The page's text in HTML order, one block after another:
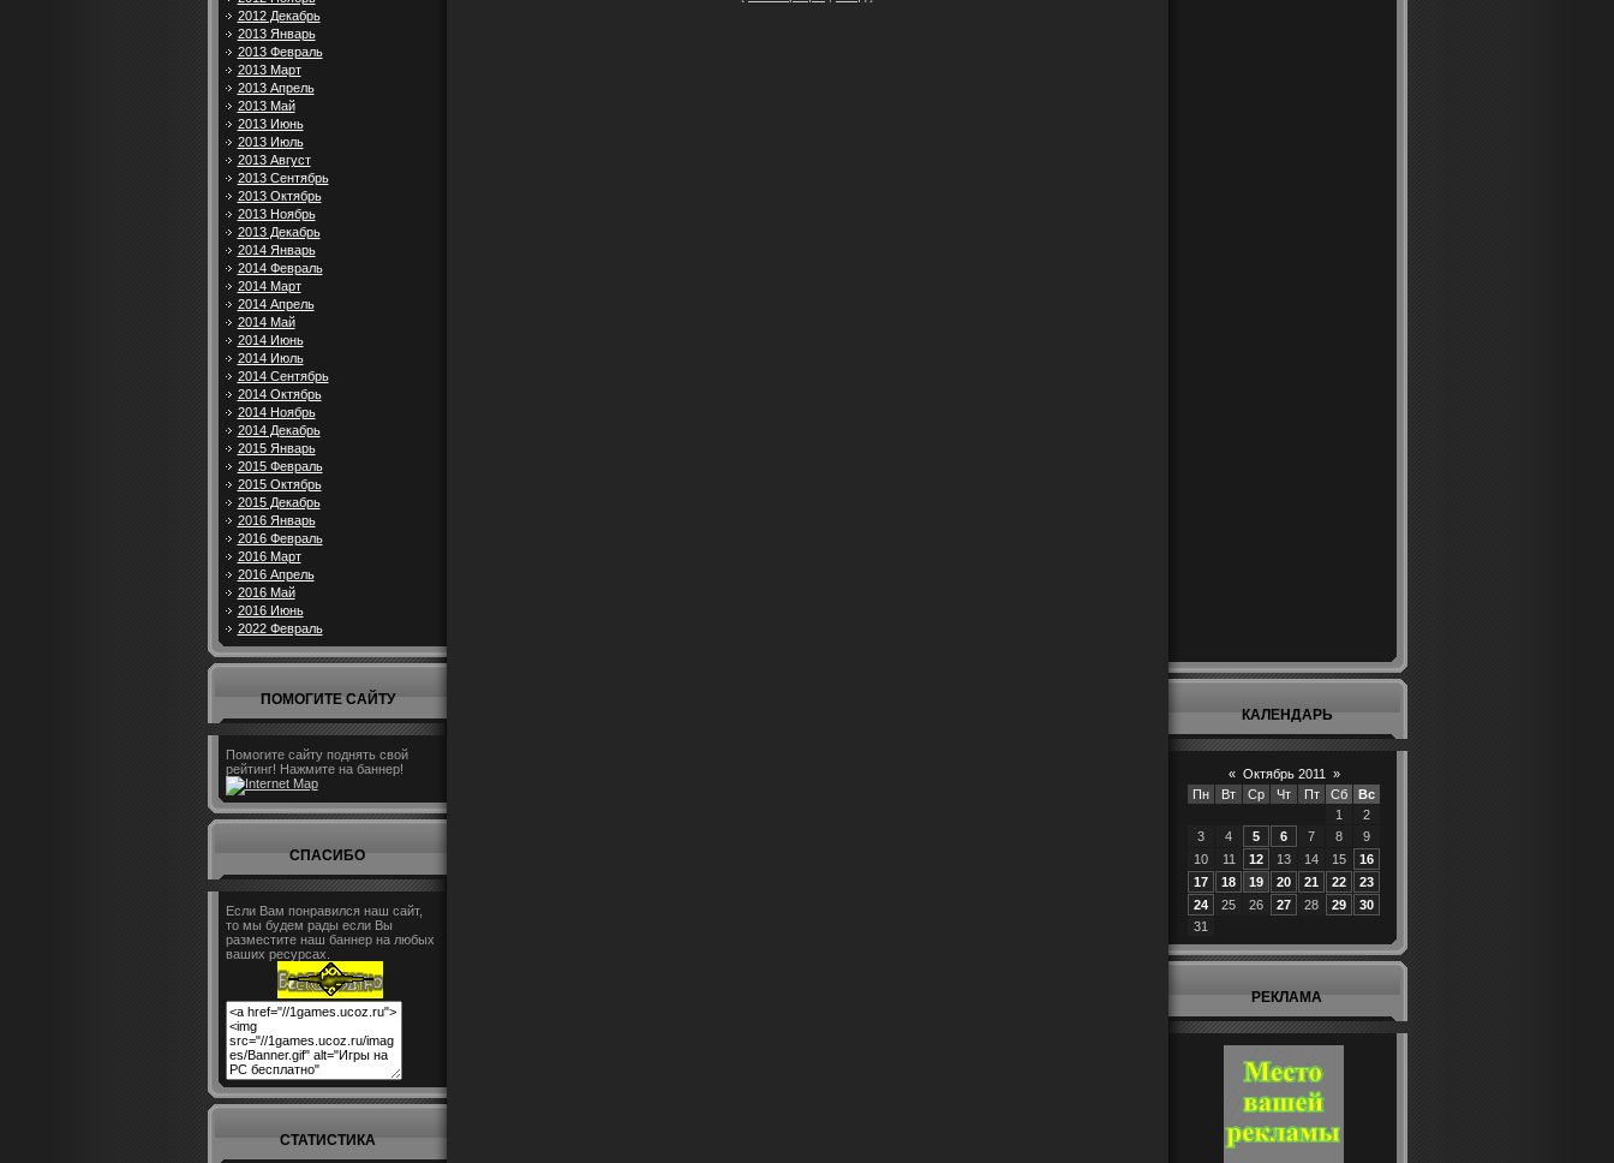
2012 Декабрь
2013 Январь
2013 Февраль
2013 Март
2013 Апрель
2013 Май
2013 Июнь
2013 Июль
2013 Август
2013 Сентябрь
2013 Октябрь
2013 Ноябрь
2013 Декабрь
2014 Январь
2014 Февраль
2014 Март
2014 Апрель
2014 Май
2014 Июнь
2014 Июль
2014 Сентябрь
2014 Октябрь
2014 Ноябрь
2014 Декабрь
2015 Январь
2015 Февраль
2015 Октябрь
2015 Декабрь
2016 Январь
2016 Февраль
2016 Март
2016 Апрель
2016 Май
2016 Июнь
2022 Февраль
ПОМОГИТЕ САЙТУ
Помогите сайту поднять свой
рейтинг! Нажмите на баннер!
СПАСИБО
Если Вам понравился наш сайт,
то мы будем рады если Вы
разместите наш баннер на любых
ваших ресурсах.
СТАТИСТИКА
КАЛЕНДАРЬ
« Октябрь 2011
»
Пн
Вт Ср Чт Пт Сб
Вс
1
2
3
4 5 6 7 8
9
10
11 12 13 14 15
16
17
18 19 20 21 22
23
24
25 26 27 28 29
30
31
РЕКЛАМА